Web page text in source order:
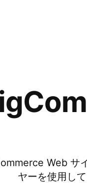
Web サ
ヤーを使用し